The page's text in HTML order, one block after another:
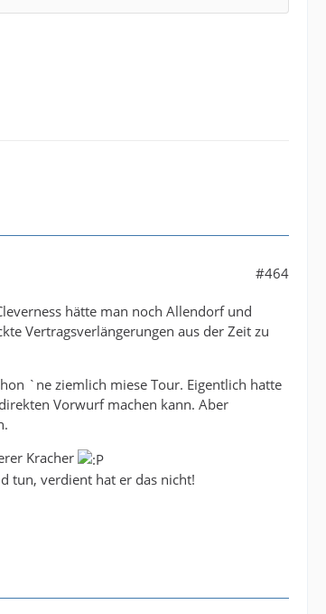
#464
hätte man noch Allendorf und
Vertragsverlängerungen aus der Zeit zu
`ne ziemlich miese Tour. Eigentlich hatte
Vorwurf machen kann. Aber
Kracher
tun, verdient hat er das nicht!